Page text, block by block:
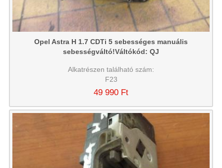
Opel Astra H 1.7 CDTi 5 sebességes manuális
sebességváltó!Váltókód: QJ
Alkatrészen található szám:
F23
49 990 Ft